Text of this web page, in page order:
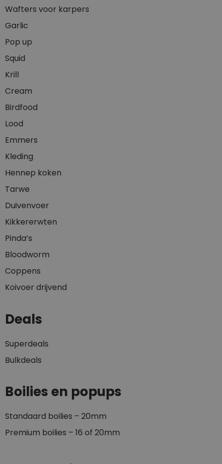
Wafters voor karpers
Garlic
Pop up
Squid
Krill
Cream
Birdfood
Lood
Emmers
Kleding
Hennep koken
Tarwe
Duivenvoer
Kikkererwten
Pinda’s
Bloodworm
Coppens
Koivoer drijvend
Deals
Superdeals
Bulkdeals
Boilies en popups
Standaard boilies – 20mm
Premium boilies – 16 of 20mm